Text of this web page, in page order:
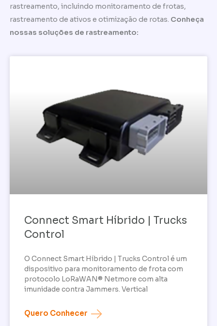
rastreamento, incluindo monitoramento de frotas,
rastreamento de ativos e otimização de rotas. Conheça
nossas soluções de rastreamento:
Connect Smart Híbrido | Trucks
Control
O Connect Smart Híbrido | Trucks Control é um
dispositivo para monitoramento de frota com
protocolo LoRaWAN® Netmore com alta
imunidade contra Jammers. Vertical
Quero Conhecer